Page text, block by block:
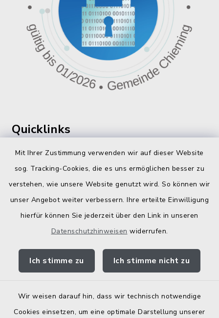
Mit Ihrer Zustimmung verwenden wir auf dieser Website
sog. Tracking-Cookies, die es uns ermöglichen besser zu
verstehen, wie unsere Website genutzt wird. So können wir
unser Angebot weiter verbessern. Ihre erteilte Einwilligung
hierfür können Sie jederzeit über den Link in unseren
Datenschutzhinweisen widerrufen.
Ich stimme zu Ich stimme nicht zu
Wir weisen darauf hin, dass wir technisch notwendige
Cookies einsetzen, um eine optimale Darstellung unserer
Quicklinks
360 ° Panorama
Fahrplanauskunft
Landratsamt Traunstein
Kostenlose Energieberatung
Kontakt